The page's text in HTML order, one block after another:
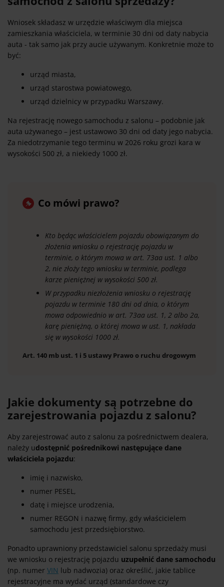
Wniosek składasz w urzędzie właściwym dla miejsca
zamieszkania właściciela, w terminie 30 dni od daty nabycia
auta - tak samo jak przy aucie używanym. Konkretnie może to
być:
urząd miasta,
urząd starostwa powiatowego,
urząd dzielnicy w przypadku Warszawy.
Na rejestrację nowego samochodu z salonu – podobnie jak
auta używanego – jest ustawowo 30 dni od daty jego nabycia.
Za niedotrzymanie tego terminu w 2026 roku grozi kara w
wysokości 500 zł, a niekiedy 1000 zł.
Co mówi prawo?
Kto będąc właścicielem pojazdu obowiązanym do
złożenia wniosku o rejestrację pojazdu w
terminie, o którym mowa w art. 73aa ust. 1 albo
2, nie złoży tego wniosku w terminie, podlega
karze pieniężnej w wysokości 500 zł.
W przypadku niezłożenia wniosku o rejestrację
pojazdu w terminie 180 dni od dnia, o którym
mowa odpowiednio w art. 73aa ust. 1, 2 albo 2a,
karę pieniężną, o której mowa w ust. 1, nakłada
się w wysokości 1000 zł.
Art. 140 mb ust. 1 i 5 ustawy Prawo o ruchu drogowym
Jakie dokumenty są potrzebne do
zarejestrowania pojazdu z salonu?
Aby zarejestrować auto z salonu za pośrednictwem dealera,
należy udostępnić pośrednikowi następujące dane
właściciela pojazdu:
imię i nazwisko,
numer PESEL,
datę i miejsce urodzenia,
numer REGON i nazwę firmy, gdy właścicielem
samochodu jest przedsiębiorstwo.
Ponadto uprawniony przedstawiciel salonu sprzedaży musi
we wniosku o rejestrację pojazdu uzupełnić dane samochodu
(np. numer VIN lub nadwozia) oraz określić, jakie tablice
rejestracyjne ma wydać urząd (standardowe czy